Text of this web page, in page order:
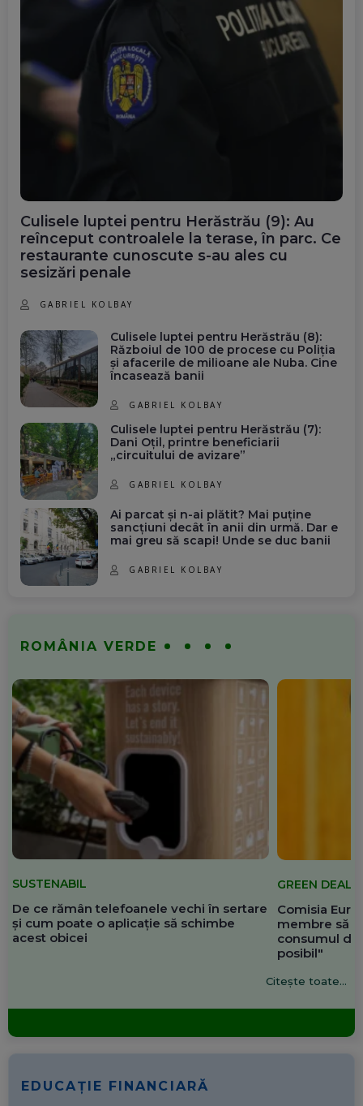
Culisele luptei pentru Herăstrău (9): Au
reînceput controalele la terase, în parc. Ce
restaurante cunoscute s-au ales cu
sesizări penale
GABRIEL KOLBAY
Culisele luptei pentru Herăstrău (8):
Războiul de 100 de procese cu Poliția
și afacerile de milioane ale Nuba. Cine
încasează banii
GABRIEL KOLBAY
Culisele luptei pentru Herăstrău (7):
Dani Oțil, printre beneficiarii
„circuitului de avizare”
GABRIEL KOLBAY
Ai parcat și n-ai plătit? Mai puține
sancțiuni decât în anii din urmă. Dar e
mai greu să scapi! Unde se duc banii
GABRIEL KOLBAY
ROMÂNIA VERDE
SUSTENABIL
De ce rămân telefoanele vechi în sertare
și cum poate o aplicație să schimbe
acest obicei
GREEN DEAL
Comisia
membre să
consumul de
posibil"
Citește toate...
EDUCAȚIE FINANCIARĂ